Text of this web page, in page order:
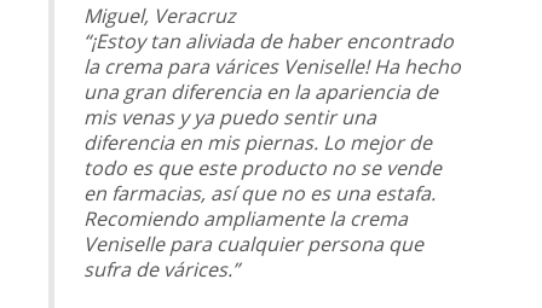
Miguel, Veracruz
“¡Estoy tan aliviada de haber encontrado
la crema para várices Veniselle! Ha hecho
una gran diferencia en la apariencia de
mis venas y ya puedo sentir una
diferencia en mis piernas. Lo mejor de
todo es que este producto no se vende
en farmacias, así que no es una estafa.
Recomiendo ampliamente la crema
Veniselle para cualquier persona que
sufra de várices.”